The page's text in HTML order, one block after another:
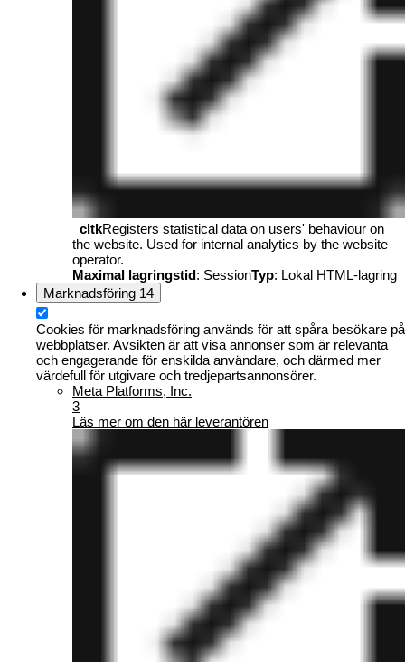
_cltkRegisters statistical data on users' behaviour on
the website. Used for internal analytics by the website
operator.
Maximal lagringstid: SessionTyp: Lokal HTML-lagring
Marknadsföring 14
Cookies för marknadsföring används för att spåra besökare på
webbplatser. Avsikten är att visa annonser som är relevanta
och engagerande för enskilda användare, och därmed mer
värdefull för utgivare och tredjepartsannonsörer.
Meta Platforms, Inc.
3
Läs mer om den här leverantören